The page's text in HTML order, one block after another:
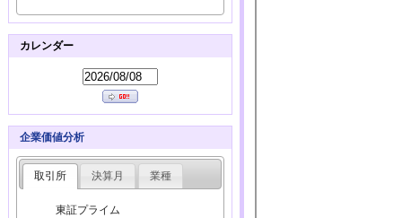
カレンダー
企業価値分析
取引所 決算月 業種
東証プライム